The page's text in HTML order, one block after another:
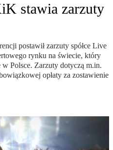
stawia zarzuty
postawił zarzuty spółce Live
rynku na świecie, który
Polsce. Zarzuty dotyczą m.in.
opłaty za zostawienie